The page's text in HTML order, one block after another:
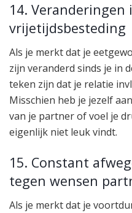
14.
vrijetijdsbesteding
Als je merkt dat je
zijn veranderd sinds je in
teken zijn dat je relatie
Misschien heb je jezelf
van je partner of voel je
eigenlijk niet leuk vindt.
15. Constant
tegen wensen
Als je merkt dat je